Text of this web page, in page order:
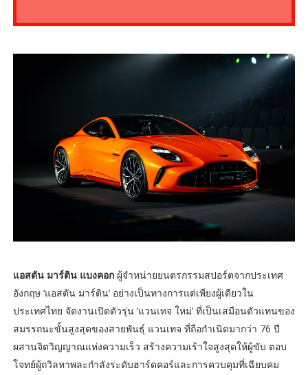
แอสตัน มาร์ติน แบงคอก ผู้จำหน่ายยนตรกรรมสปอร์ตจากประเทศ
อังกฤษ ‘แอสตัน มาร์ติน’ อย่างเป็นทางการแต่เพียงผู้เดียวใน
ประเทศไทย จัดงานเปิดตัวรุ่น ‘แวนเทจ ใหม่’ ที่เป็นเสมือนตัวแทนของ
สมรรถนะขั้นสูงสุดของสายพันธุ์ แวนเทจ ที่ถือกำเนิดมากว่า 76 ปี
ผสานจิตวิญญาณแห่งความเร็ว สร้างความเร้าใจสูงสุดให้ผู้ขับ ตอบ
โจทย์ผู้ถวิลหาพละกำลังระดับฮาร์ดคอร์และการควบคุมที่เฉียบคม